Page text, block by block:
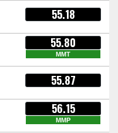
55.18
55.80
MMT
55.87
56.15
MMP